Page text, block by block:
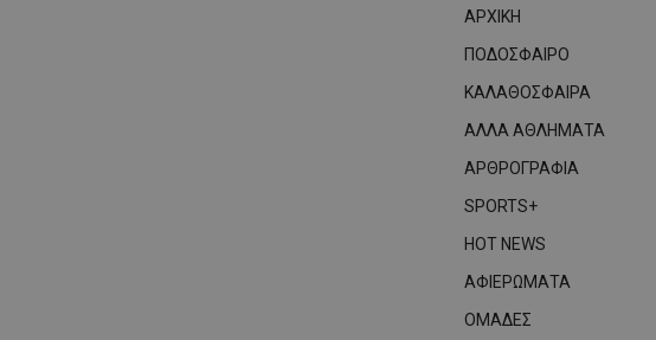
ΑΡΧΙΚΗ
ΠΟΔΟΣΦΑΙΡΟ
ΚΑΛΑΘΟΣΦΑΙΡΑ
ΑΛΛΑ ΑΘΛΗΜΑΤΑ
ΑΡΘΡΟΓΡΑΦΙΑ
SPORTS+
HOT NEWS
ΑΦΙΕΡΩΜΑΤΑ
ΟΜΑΔΕΣ